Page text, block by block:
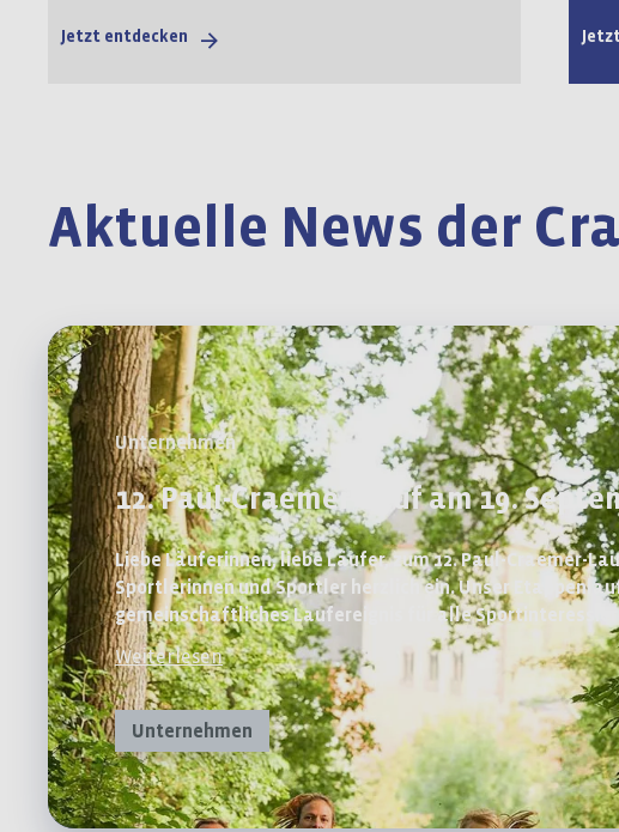
Jetzt entdecken
Aktuelle News der
Unternehmen
12. Paul-Craemer-Lauf am 19.
Liebe Läuferinnen, liebe Läufer, zum 12. Paul-Craemer-
Sportlerinnen und Sportler herzlich ein. Unser
gemeinschaftliches Laufereignis für alle
bewährter Form, mit viel guter Laune und ohne
Weiterlesen
Unternehmen